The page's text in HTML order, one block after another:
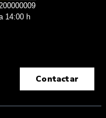
14:00 h
Contactar